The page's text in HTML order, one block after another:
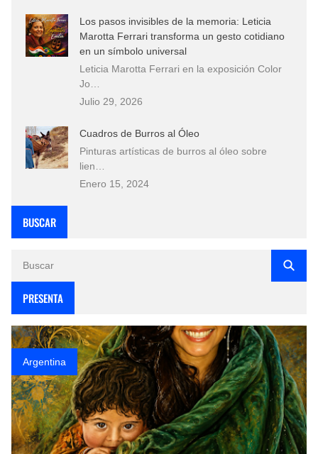
Los pasos invisibles de la memoria: Leticia
Marotta Ferrari transforma un gesto cotidiano
en un símbolo universal
Leticia Marotta Ferrari en la exposición Color
Jo…
Julio 29, 2026
Cuadros de Burros al Óleo
Pinturas artísticas de burros al óleo sobre
lien…
Enero 15, 2024
BUSCAR
PRESENTA
Argentina